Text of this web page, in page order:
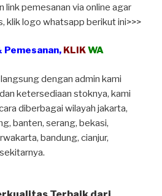
link pemesanan via online agar
klik logo whatsapp berikut ini>>>
KLIKWA
dengan admin kami
ketersediaan stoknya, kami
diberbagai wilayah jakarta,
banten, serang, bekasi,
bandung, cianjur,